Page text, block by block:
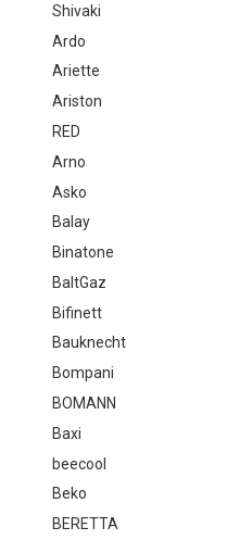
Shivaki
Ardo
Ariette
Ariston
RED
Arno
Asko
Balay
Binatone
BaltGaz
Bifinett
Bauknecht
Bompani
BOMANN
Baxi
beecool
Beko
BERETTA